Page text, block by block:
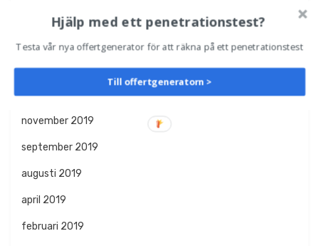
oktober 2020
augusti 2020
april 2020
januari 2020
november 2019
september 2019
augusti 2019
april 2019
februari 2019
Hjälp med ett penetrationstest?
Testa vår nya offertgenerator för att räkna på ett penetrationstest
Till offertgeneratorn >